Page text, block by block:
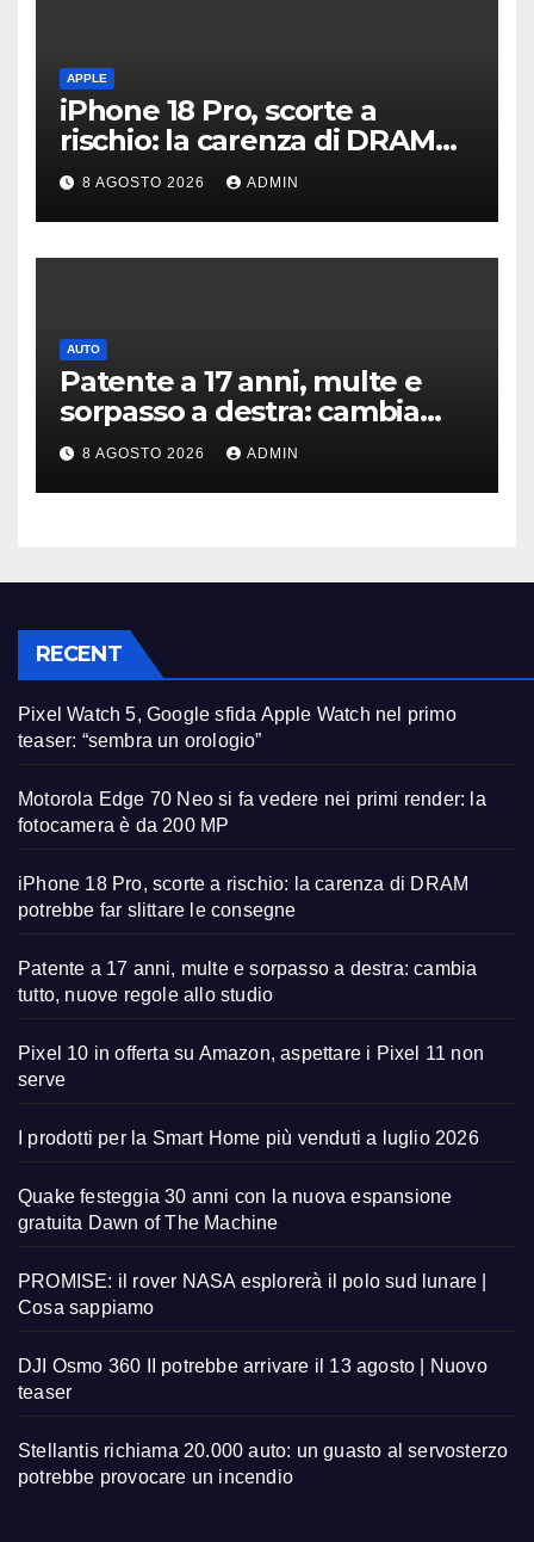
APPLE
iPhone 18 Pro, scorte a
rischio: la carenza di DRAM
potrebbe far slittare le
consegne
8 AGOSTO 2026 ADMIN
AUTO
Patente a 17 anni, multe e
sorpasso a destra: cambia
tutto, nuove regole allo
studio
8 AGOSTO 2026 ADMIN
RECENT
Pixel Watch 5, Google sfida Apple Watch nel primo
teaser: “sembra un orologio”
Motorola Edge 70 Neo si fa vedere nei primi render: la
fotocamera è da 200 MP
iPhone 18 Pro, scorte a rischio: la carenza di DRAM
potrebbe far slittare le consegne
Patente a 17 anni, multe e sorpasso a destra: cambia
tutto, nuove regole allo studio
Pixel 10 in offerta su Amazon, aspettare i Pixel 11 non
serve
I prodotti per la Smart Home più venduti a luglio 2026
Quake festeggia 30 anni con la nuova espansione
gratuita Dawn of The Machine
PROMISE: il rover NASA esplorerà il polo sud lunare |
Cosa sappiamo
DJI Osmo 360 II potrebbe arrivare il 13 agosto | Nuovo
teaser
Stellantis richiama 20.000 auto: un guasto al servosterzo
potrebbe provocare un incendio